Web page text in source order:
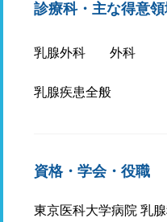
診療科・主な得意
乳腺外科 外科
乳腺疾患全般
資格・学会・役職
東京医科大学病院 乳